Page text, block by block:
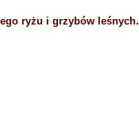
ryżu i grzybów leśnych.